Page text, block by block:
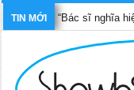
TIN MỚI“Bác sĩ nghĩa hiệp”